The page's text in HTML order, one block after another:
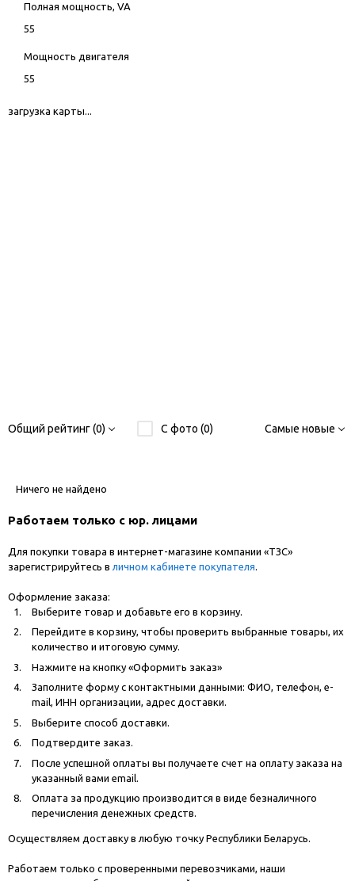
Полная мощность, VA
55
Мощность двигателя
55
загрузка карты...
Общий рейтинг (0) С фото (0) Самые новые
Ничего не найдено
Работаем только с юр. лицами
Для покупки товара в интернет-магазине компании «ТЗС»
зарегистрируйтесь в личном кабинете покупателя
Оформление заказа:
Выберите товар и добавьте его в корзину.
Перейдите в корзину, чтобы проверить выбранные товары, их
количество и итоговую сумму.
Нажмите на кнопку «Оформить заказ»
Заполните форму с контактными данными: ФИО, телефон, e-
mail, ИНН организации, адрес доставки.
Выберите способ доставки.
Подтвердите заказ.
После успешной оплаты вы получаете счет на оплату заказа на
указанный вами email.
Оплата за продукцию производится в виде безналичного
перечисления денежных средств.
Осуществляем доставку в любую точку Республики Беларусь.
Работаем только с проверенными перевозчиками, наши